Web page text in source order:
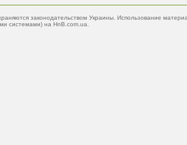
законодательством Украины. Использование
системами) на HnB.com.ua.